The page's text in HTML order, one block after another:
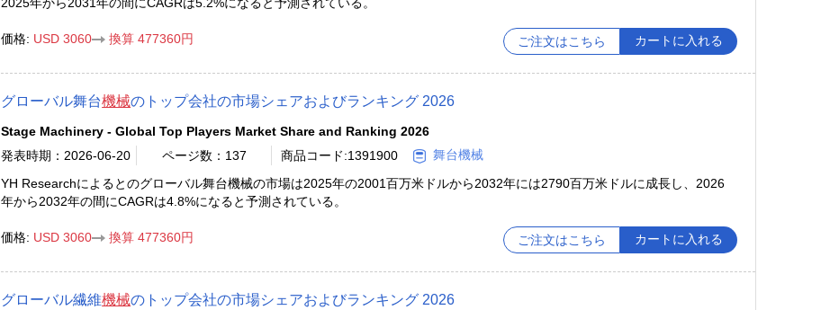
価格: USD 3060 換算 477360円 ご注文はこちら カートに入れる
グローバル舞台機械のトップ会社の市場シェアおよびランキング 2026
Stage Machinery - Global Top Players Market Share and Ranking 2026
発表時期：2026-06-20
ページ数：137 商品コード:1391900
舞台機械
YH Researchによるとのグローバル舞台機械の市場は2025年の2001百万米ドルから2032年には2790百万米ドルに成長し、2026
年から2032年の間にCAGRは4.8%になると予測されている。
価格: USD 3060 換算 477360円 ご注文はこちら カートに入れる
グローバル繊維機械のトップ会社の市場シェアおよびランキング 2026